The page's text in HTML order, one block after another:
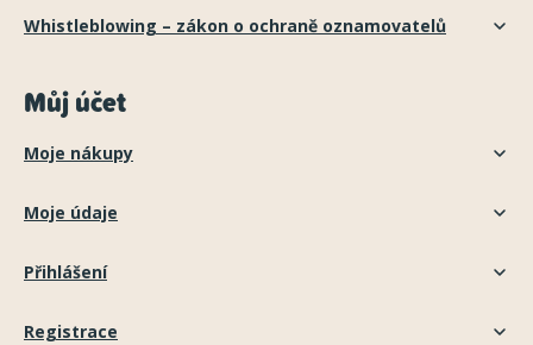
Whistleblowing – zákon o ochraně oznamovatelů
Můj účet
Moje nákupy
Moje údaje
Přihlášení
Registrace